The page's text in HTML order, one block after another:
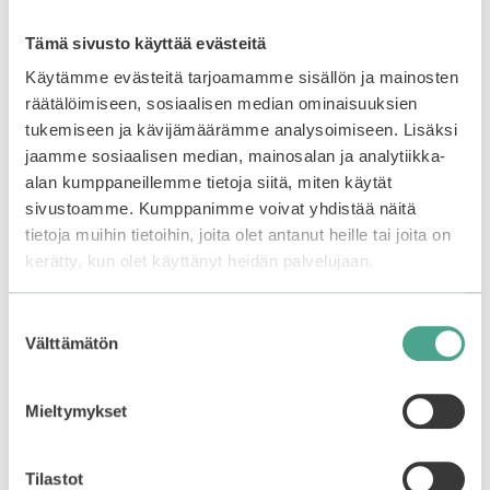
Tämä sivusto käyttää evästeitä
Käytämme evästeitä tarjoamamme sisällön ja mainosten
räätälöimiseen, sosiaalisen median ominaisuuksien
tukemiseen ja kävijämäärämme analysoimiseen. Lisäksi
jaamme sosiaalisen median, mainosalan ja analytiikka-
alan kumppaneillemme tietoja siitä, miten käytät
sivustoamme. Kumppanimme voivat yhdistää näitä
tietoja muihin tietoihin, joita olet antanut heille tai joita on
kerätty, kun olet käyttänyt heidän palvelujaan.
valinta
Välttämätön
Mieltymykset
Tilastot
AXIS-Y | Panthenol 10
Skin Smoothing Shield
Cream
0
:
t
22,90€
Lisää ostoskoriin
AXIS-Y | Mugwort
Pore Clarifying Wash-
Off Pack
0
:
24,90€
Lisää ostoskoriin